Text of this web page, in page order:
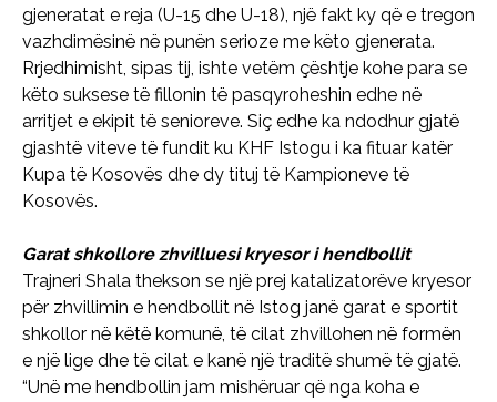
gjeneratat e reja (U-15 dhe U-18), një fakt ky që e tregon
vazhdimësinë në punën serioze me këto gjenerata.
Rrjedhimisht, sipas tij, ishte vetëm çështje kohe para se
këto suksese të fillonin të pasqyroheshin edhe në
arritjet e ekipit të senioreve. Siç edhe ka ndodhur gjatë
gjashtë viteve të fundit ku KHF Istogu i ka fituar katër
Kupa të Kosovës dhe dy tituj të Kampioneve të
Kosovës.
Garat shkollore zhvilluesi kryesor i hendbollit
Trajneri Shala thekson se një prej katalizatorëve kryesor
për zhvillimin e hendbollit në Istog janë garat e sportit
shkollor në këtë komunë, të cilat zhvillohen në formën
e një lige dhe të cilat e kanë një traditë shumë të gjatë.
“Unë me hendbollin jam mishëruar që nga koha e